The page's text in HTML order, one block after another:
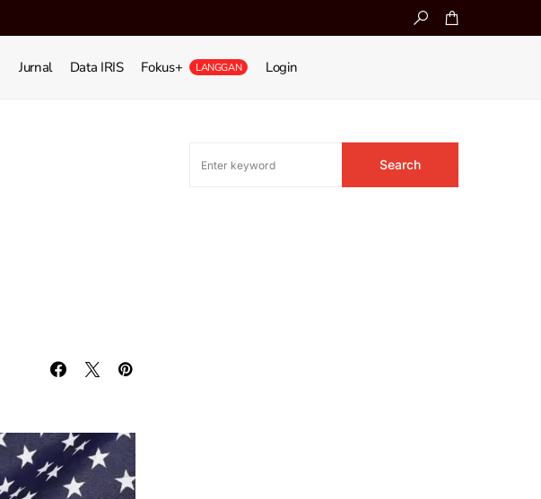
Jurnal Data IRIS Fokus+ LANGGAN Login
Search